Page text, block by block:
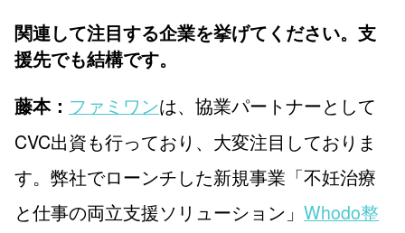
関連して注目する企業を挙げてください。支
援先でも結構です。
藤本： ファミワンは、協業パートナーとして
CVC出資も行っており、大変注目しておりま
す。弊社でローンチした新規事業「不妊治療
と仕事の両立支援ソリューション」 Whodo整